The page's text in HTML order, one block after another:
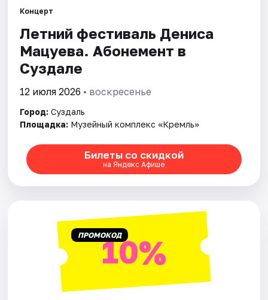
Рейтинги
Концерт
Летний фестиваль Дениса
Мацуева. Абонемент в
Суздале
12 июля 2026 • воскресенье
Город: Суздаль
Площадка: Музейный комплекс «Кремль»
Билеты со скидкой
на Яндекс Афише
ПРОМОКОД10%